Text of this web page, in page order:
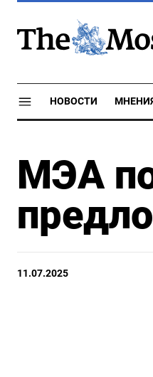
НОВОСТИ
МЭА
11.07.2025